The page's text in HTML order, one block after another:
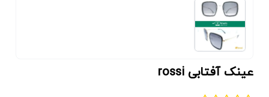
عینک آفتابی rossi